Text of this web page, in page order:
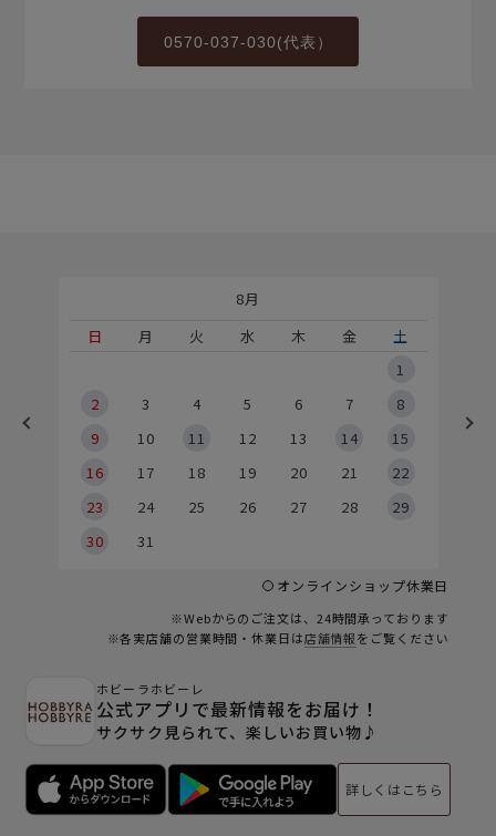
0570-037-030(代表）
8月
日
月 火 水 木 金
土
1
2
3 4 5 6 7
8
9
10 11 12 13 14
15
16
17 18 19 20 21
22
23
24 25 26 27 28
29
30
31
オンラインショップ休業日
※Webからのご注文は、24時間承っております
※各実店舗の営業時間・休業日は店舗情報をご覧ください
ホビーラホビーレ
公式アプリで最新情報をお届け！
サクサク見られて、楽しいお買い物♪
詳しくはこちら